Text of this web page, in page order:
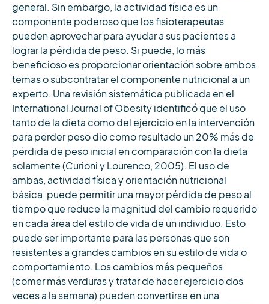
general. Sin embargo, la actividad física es un
componente poderoso que los fisioterapeutas
pueden aprovechar para ayudar a sus pacientes a
lograr la pérdida de peso. Si puede, lo más
beneficioso es proporcionar orientación sobre ambos
temas o subcontratar el componente nutricional a un
experto. Una revisión sistemática publicada en el
International Journal of Obesity identificó que el uso
tanto de la dieta como del ejercicio en la intervención
para perder peso dio como resultado un 20% más de
pérdida de peso inicial en comparación con la dieta
solamente (Curioni y Lourenco, 2005). El uso de
ambas, actividad física y orientación nutricional
básica, puede permitir una mayor pérdida de peso al
tiempo que reduce la magnitud del cambio requerido
en cada área del estilo de vida de un individuo. Esto
puede ser importante para las personas que son
resistentes a grandes cambios en su estilo de vida o
comportamiento. Los cambios más pequeños
(comer más verduras y tratar de hacer ejercicio dos
veces a la semana) pueden convertirse en una